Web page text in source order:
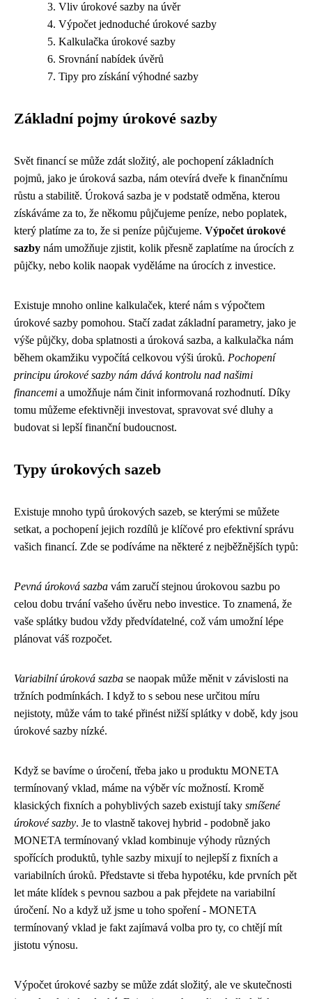
Vliv úrokové sazby na úvěr
Výpočet jednoduché úrokové sazby
Kalkulačka úrokové sazby
Srovnání nabídek úvěrů
Tipy pro získání výhodné sazby
Základní pojmy úrokové sazby
Svět financí se může zdát složitý, ale pochopení základních
pojmů, jako je úroková sazba, nám otevírá dveře k finančnímu
růstu a stabilitě. Úroková sazba je v podstatě odměna, kterou
získáváme za to, že někomu půjčujeme peníze, nebo poplatek,
který platíme za to, že si peníze půjčujeme. Výpočet úrokové
sazby nám umožňuje zjistit, kolik přesně zaplatíme na úrocích z
půjčky, nebo kolik naopak vyděláme na úrocích z investice.
Existuje mnoho online kalkulaček, které nám s výpočtem
úrokové sazby pomohou. Stačí zadat základní parametry, jako je
výše půjčky, doba splatnosti a úroková sazba, a kalkulačka nám
během okamžiku vypočítá celkovou výši úroků. Pochopení
principu úrokové sazby nám dává kontrolu nad našimi
financemi a umožňuje nám činit informovaná rozhodnutí. Díky
tomu můžeme efektivněji investovat, spravovat své dluhy a
budovat si lepší finanční budoucnost.
Typy úrokových sazeb
Existuje mnoho typů úrokových sazeb, se kterými se můžete
setkat, a pochopení jejich rozdílů je klíčové pro efektivní správu
vašich financí. Zde se podíváme na některé z nejběžnějších typů:
Pevná úroková sazba vám zaručí stejnou úrokovou sazbu po
celou dobu trvání vašeho úvěru nebo investice. To znamená, že
vaše splátky budou vždy předvídatelné, což vám umožní lépe
plánovat váš rozpočet.
Variabilní úroková sazba se naopak může měnit v závislosti na
tržních podmínkách. I když to s sebou nese určitou míru
nejistoty, může vám to také přinést nižší splátky v době, kdy jsou
úrokové sazby nízké.
Když se bavíme o úročení, třeba jako u produktu MONETA
termínovaný vklad, máme na výběr víc možností. Kromě
klasických fixních a pohyblivých sazeb existují taky ​​ smíšené
úrokové sazby. Je to vlastně takovej hybrid - podobně jako
MONETA termínovaný vklad kombinuje výhody různých
spořících produktů, tyhle sazby mixují to nejlepší z fixních a
variabilních úroků. Představte si třeba hypotéku, kde prvních pět
let máte klídek s pevnou sazbou a pak přejdete na variabilní
úročení. No a když už jsme u toho spoření - MONETA
termínovaný vklad je fakt zajímavá volba pro ty, co chtějí mít
jistotu výnosu.
Výpočet úrokové sazby se může zdát složitý, ale ve skutečnosti